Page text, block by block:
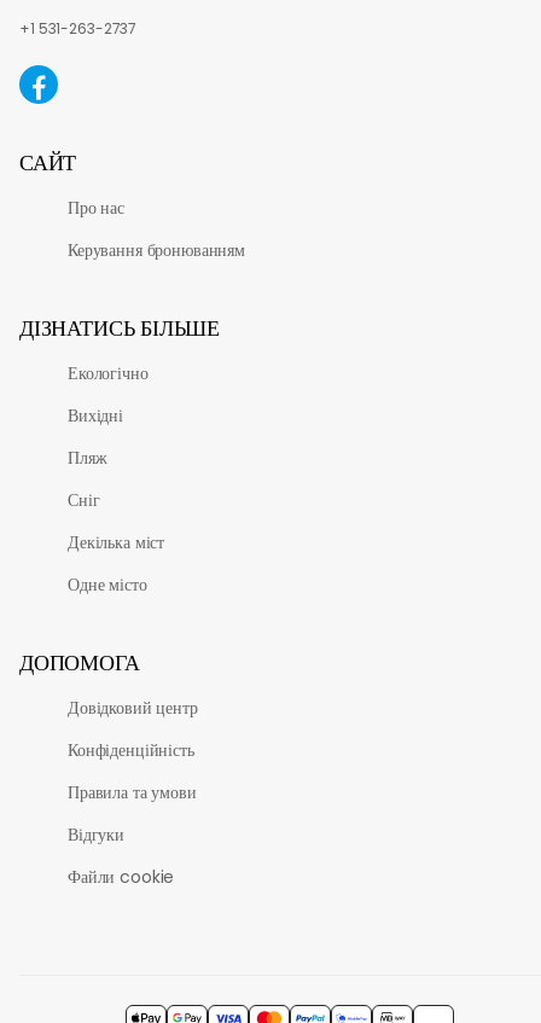
+1 531-263-2737
САЙТ
Про нас
Керування бронюванням
ДІЗНАТИСЬ БІЛЬШЕ
Екологічно
Вихідні
Пляж
Сніг
Декілька міст
Одне місто
ДОПОМОГА
Довідковий центр
Конфіденційність
Правила та умови
Відгуки
Файли cookie